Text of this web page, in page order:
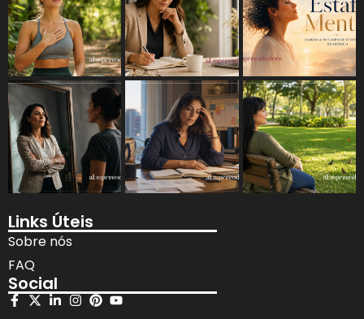
Links Úteis
Sobre nós
FAQ
Social